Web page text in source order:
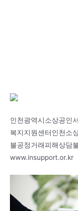
인천광역시소상공인
복지지원센터인천소
불공정거래피해상담
www.insupport.or.kr